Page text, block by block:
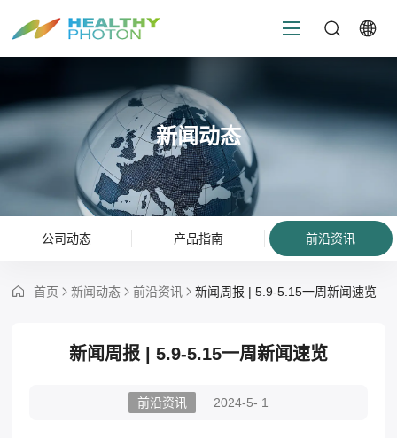
新闻动态
公司动态 产品指南 前沿资讯
首页 新闻动态 前沿资讯 新闻周报 | 5.9-5.15一周新闻速览
新闻周报 | 5.9-5.15一周新闻速览
前沿资讯 2024-5- 1